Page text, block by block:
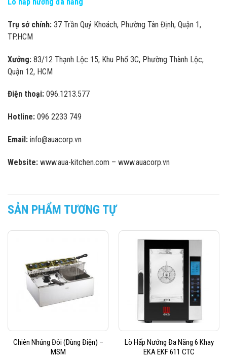
Trụ sở chính: 37 Trần Quý Khoách, Phường Tân Định, Quận 1,
TP.HCM
Xưởng: 83/12 Thạnh Lộc 15, Khu Phố 3C, Phường Thành Lộc,
Quận 12, HCM
Điện thoại: 096.1213.577
Hotline: 096 2233 749
Email: info@auacorp.vn
Website: www.aua-kitchen.com – www.auacorp.vn
SẢN PHẨM TƯƠNG TỰ
Chiên Nhúng Đôi (Dùng Điện) –
MSM
Lò Hấp Nướng Đa Năng 6 Khay
EKA EKF 611 CTC